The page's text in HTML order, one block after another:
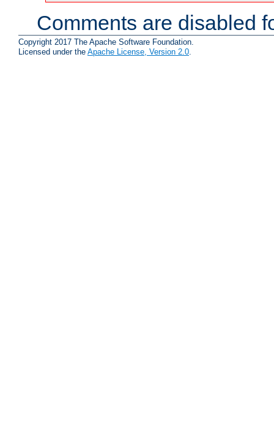
Comments are disabled
Copyright 2017 The Apache Software Foundation.
Licensed under the Apache License, Version 2.0